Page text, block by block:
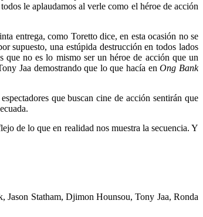
le aplaudamos al verle como el héroe de acción
entrega, como Toretto dice, en esta ocasión no se
supuesto, una estúpida destrucción en todos lados
que no es lo mismo ser un héroe de acción que un
Jaa demostrando que lo que hacía enOng Bank
que buscan cine de acción sentirán que
de lo que en realidad nos muestra la secuencia. Y
Statham, Djimon Hounsou, Tony Jaa, Ronda